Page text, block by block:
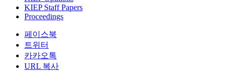
KIEP Staff Papers
Proceedings
페이스북
트위터
카카오톡
URL 복사